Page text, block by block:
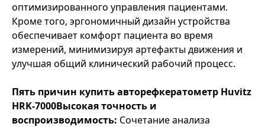
оптимизированного управления пациентами.
Кроме того, эргономичный дизайн устройства
обеспечивает комфорт пациента во время
измерений, минимизируя артефакты движения и
улучшая общий клинический рабочий процесс.
Пять причин купить авторефкератометр Huvitz
HRK-7000Высокая точность и
воспроизводимость: Сочетание анализа